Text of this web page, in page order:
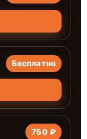
Бесплатно
750 ₽